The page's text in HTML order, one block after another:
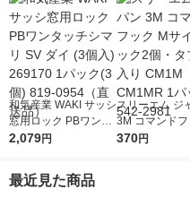
和気産業 WAKI サッシ
窓用ロック PBワンタ
ッチシマリ SV ダイ (3
品）
2,079円
スリーエム ジ
3M コマンド
サイズ フック2
370円
最近見た商品